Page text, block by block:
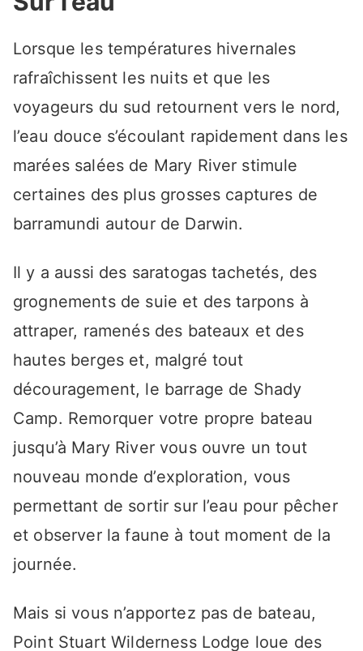
Lorsque les températures hivernales
rafraîchissent les nuits et que les
voyageurs du sud retournent vers le nord,
l’eau douce s’écoulant rapidement dans les
marées salées de Mary River stimule
certaines des plus grosses captures de
barramundi autour de Darwin.
Il y a aussi des saratogas tachetés, des
grognements de suie et des tarpons à
attraper, ramenés des bateaux et des
hautes berges et, malgré tout
découragement, le barrage de Shady
Camp. Remorquer votre propre bateau
jusqu’à Mary River vous ouvre un tout
nouveau monde d’exploration, vous
permettant de sortir sur l’eau pour pêcher
et observer la faune à tout moment de la
journée.
Mais si vous n’apportez pas de bateau,
Point Stuart Wilderness Lodge loue des